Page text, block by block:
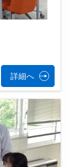
詳細へ